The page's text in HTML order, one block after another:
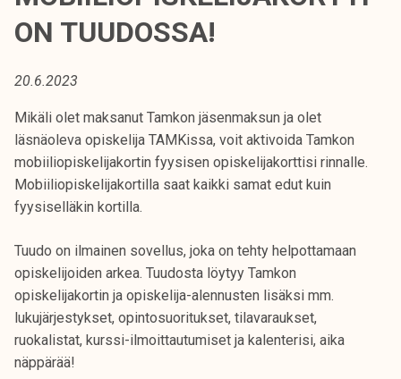
i
o
k
e
a
k
o
u
n
o
p
i
ON TUUDOSSA!
20.6.2023
Mikäli olet maksanut Tamkon jäsenmaksun ja olet
läsnäoleva opiskelija TAMKissa, voit aktivoida Tamkon
mobiiliopiskelijakortin fyysisen opiskelijakorttisi rinnalle.
Mobiiliopiskelijakortilla saat kaikki samat edut kuin
fyysiselläkin kortilla.
Tuudo on ilmainen sovellus, joka on tehty helpottamaan
opiskelijoiden arkea. Tuudosta löytyy Tamkon
opiskelijakortin ja opiskelija-alennusten lisäksi mm.
lukujärjestykset, opintosuoritukset, tilavaraukset,
ruokalistat, kurssi-ilmoittautumiset ja kalenterisi, aika
näppärää!